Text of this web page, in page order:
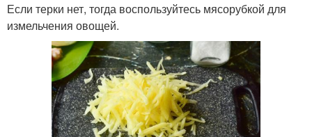
Если терки нет, тогда воспользуйтесь мясорубкой для
измельчения овощей.